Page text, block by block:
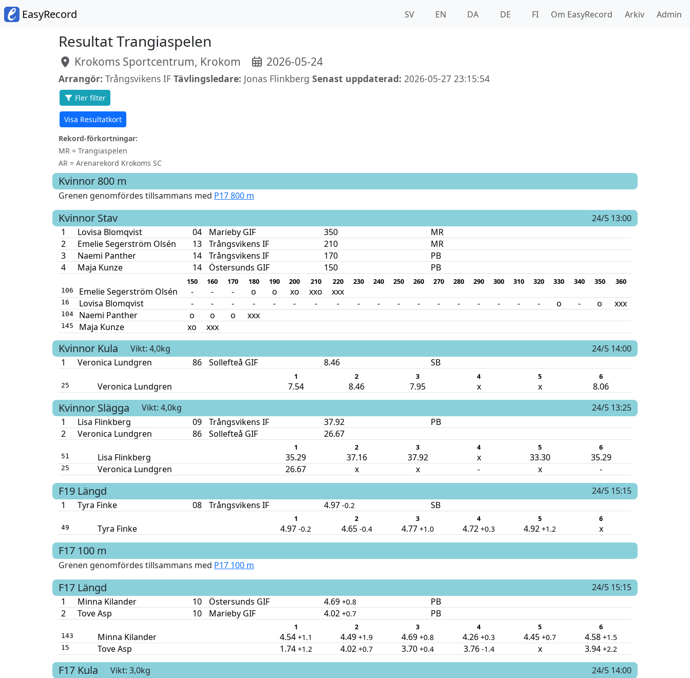
EasyRecord SV EN DA DE FI Om EasyRecord Arkiv Admin
Resultat Trangiaspelen
Krokoms Sportcentrum, Krokom 2026-05-24
Arrangör: Trångsvikens IF Tävlingsledare: Jonas Flinkberg Senast uppdaterad: 2026-05-27 23:15:54
Fler filter
Visa Resultatkort
Rekord-förkortningar:
MR = Trangiaspelen
AR = Arenarekord Krokoms SC
Kvinnor 800 m
Grenen genomfördes tillsammans med P17 800 m
Kvinnor Stav
24/5 13:00
1
Lovisa Blomqvist 04 Marieby GIF 350
MR
2
Emelie Segerström Olsén 13 Trångsvikens IF 210
MR
3
Naemi Panther 14 Trångsvikens IF 170
PB
4
Maja Kunze 14 Östersunds GIF 150 PB
150 160 170 180 190 200 210 220 230 240 250 260 270 280 290 300 310 320 330 340 350 360
106 Emelie Segerström Olsén - - - o o xo xxo xxx
16 Lovisa Blomqvist - - - - - - - - - - - - - - - - - - o - o xxx
104 Naemi Panther o o o xxx
145 Maja Kunze xo xxx
Kvinnor Kula Vikt: 4,0kg
24/5 14:00
1
Veronica Lundgren 86 Sollefteå GIF 8.46 SB
1 2 3 4 5 6
25 Veronica Lundgren 7.54 8.46 7.95 x x 8.06
Kvinnor Slägga Vikt: 4,0kg
24/5 13:25
1
Lisa Flinkberg 09 Trångsvikens IF 37.92
PB
2
Veronica Lundgren 86 Sollefteå GIF 26.67
1 2 3 4 5 6
51 Lisa Flinkberg 35.29 37.16 37.92 x 33.30 35.29
25 Veronica Lundgren 26.67 x x - x -
F19 Längd
24/5 15:15
1
Tyra Finke 08 Trångsvikens IF 4.97 -0.2 SB
1 2 3 4 5 6
49 Tyra Finke 4.97 -0.2 4.65 -0.4 4.77 +1.0 4.72 +0.3 4.92 +1.2 x
F17 100 m
Grenen genomfördes tillsammans med P17 100 m
F17 Längd
24/5 15:15
1
Minna Kilander 10 Östersunds GIF 4.69 +0.8
PB
2
Tove Asp 10 Marieby GIF 4.02 +0.7 PB
1 2 3 4 5 6
143 Minna Kilander 4.54 +1.1 4.49 +1.9 4.69 +0.8 4.26 +0.3 4.45 +0.7 4.58 +1.5
15 Tove Asp 1.74 +1.2 4.02 +0.7 3.70 +0.4 3.76 -1.4 x 3.94 +2.2
F17 Kula Vikt: 3,0kg
24/5 14:00